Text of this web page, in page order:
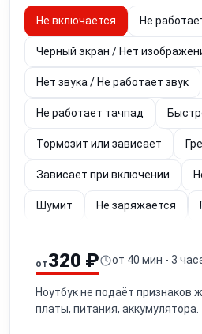
Не включается Не
Черный экран / Нет
Нет звука / Не работает звук
Не работает тачпад
Тормозит или зависает
Зависает при включении
Шумит Не заряжается
Залита клавиатура Не
Не работает экран
от320 ₽ от 40 мин - 3
Ноутбук не подаёт признаков
платы, питания, аккумулятора.